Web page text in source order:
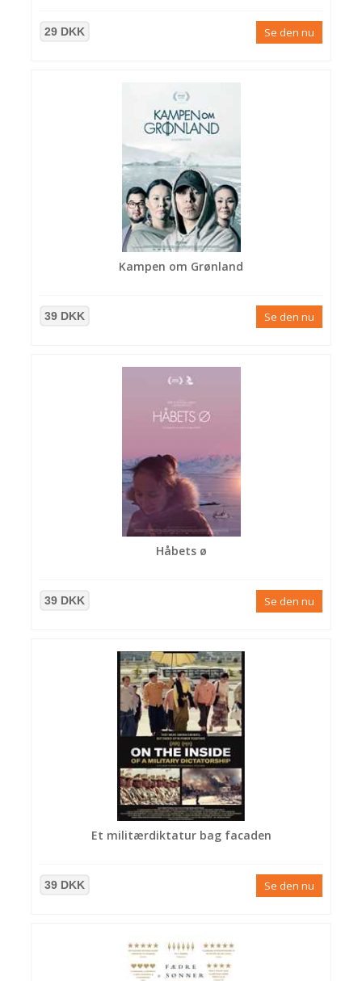
29 DKK Se den nu
Kampen om Grønland
39 DKK Se den nu
Håbets ø
39 DKK Se den nu
Et militærdiktatur bag facaden
39 DKK Se den nu